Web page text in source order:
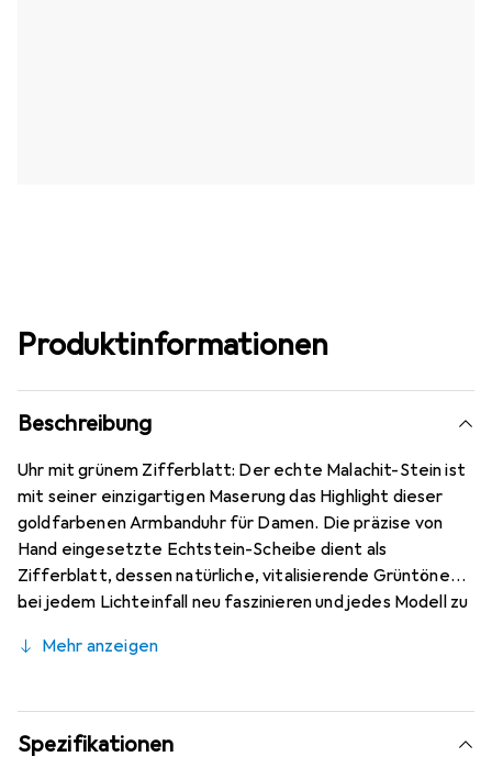
Produktinformationen
Beschreibung
Uhr mit grünem Zifferblatt: Der echte Malachit-Stein ist
mit seiner einzigartigen Maserung das Highlight dieser
goldfarbenen Armbanduhr für Damen. Die präzise von
Hand eingesetzte Echtstein-Scheibe dient als
Zifferblatt, dessen natürliche, vitalisierende Grüntöne
bei jedem Lichteinfall neu faszinieren und jedes Modell zu
Mehr anzeigen
Spezifikationen